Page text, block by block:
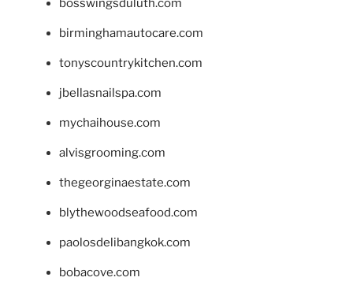
bosswingsduluth.com
birminghamautocare.com
tonyscountrykitchen.com
jbellasnailspa.com
mychaihouse.com
alvisgrooming.com
thegeorginaestate.com
blythewoodseafood.com
paolosdelibangkok.com
bobacove.com